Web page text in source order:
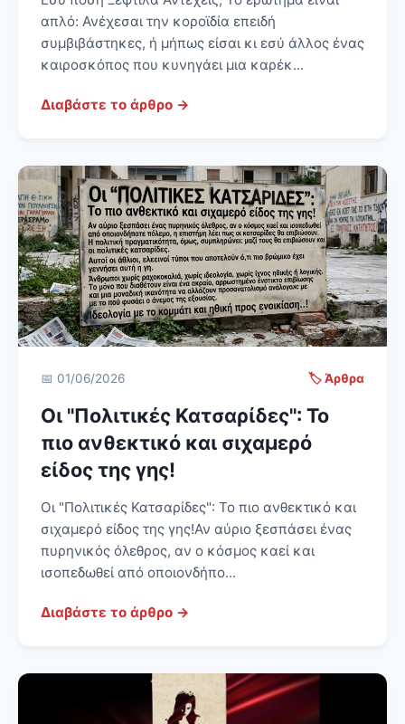
απλό: Ανέχεσαι την κοροϊδία επειδή
συμβιβάστηκες, ή μήπως είσαι κι εσύ άλλος ένας
καιροσκόπος που κυνηγάει μια καρέκ...
Διαβάστε το άρθρο →
📅 01/06/2026 🏷️ Άρθρα
Οι "Πολιτικές Κατσαρίδες": Το
πιο ανθεκτικό και σιχαμερό
είδος της γης!
Οι "Πολιτικές Κατσαρίδες": Το πιο ανθεκτικό και
σιχαμερό είδος της γης! Αν αύριο ξεσπάσει ένας
πυρηνικός όλεθρος, αν ο κόσμος καεί και
ισοπεδωθεί από οποιονδήπο...
Διαβάστε το άρθρο →